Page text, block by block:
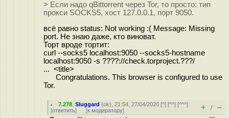
> Если надо qBittorrent через Tor, то просто: тип
прокси SOCKS5, хост 127.0.0.1, порт 9050.
всё равно status: Not working :( Message: Missing
port. Не знаю даже, кто виноват.
Торт вроде тортит:
curl --socks5 localhost:9050 --socks5-hostname
localhost:9050 -s ????://check.torproject.???/
... <title>
Congratulations. This browser is configured to use
Tor.
7.278 ,Sluggard (ok), 21:54, 27/04/2020 [^] [^^] [^^^]
[ответить] [к модератору] + / –